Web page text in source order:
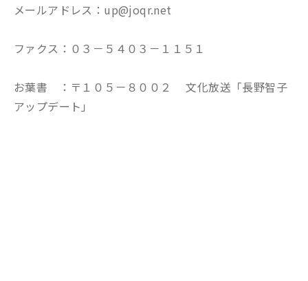
メールアドレス：up@joqr.net
ファクス：０３－５４０３－１１５１
お葉書 ：〒１０５－８００２ 文化放送「長野智子
アップデート」